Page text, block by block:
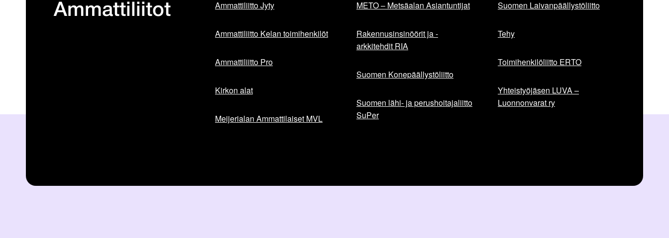
Ammattiliitot Ammattiliitto Jyty
Ammattiliitto Kelan toimihenkilöt
Ammattiliitto Pro
Kirkon alat
Meijerialan Ammattilaiset MVL
METO – Metsäalan Asiantuntijat
Rakennusinsinöörit ja -
arkkitehdit RIA
Suomen Konepäällystöliitto
Suomen lähi- ja perushoitajaliitto
SuPer
Suomen Laivanpäällystöliitto
Tehy
Toimihenkilöliitto ERTO
Yhteistyöjäsen LUVA –
Luonnonvarat ry